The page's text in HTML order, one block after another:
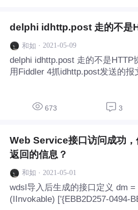
delphi idhttp.post 走的不是
和如 · 2021-05-09
delphi idhttp.post 走的不是HTTP
用Fiddler 4抓idhttp.post发送的报
生成的接口发送就可以抓到。但
673 3
Web Service接口访问成功，
返回的信息？
和如 · 2021-05-01
wdsl导入后生成的接口定义 dm =
(IInvokable) ['{EBB2D257-0494-